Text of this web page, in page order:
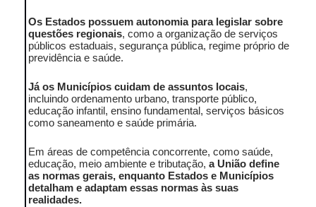
Os Estados possuem autonomia para legislar sobre
questões regionais, como a organização de serviços
públicos estaduais, segurança pública, regime próprio de
previdência e saúde.
Já os Municípios cuidam de assuntos locais,
incluindo ordenamento urbano, transporte público,
educação infantil, ensino fundamental, serviços básicos
como saneamento e saúde primária.
Em áreas de competência concorrente, como saúde,
educação, meio ambiente e tributação, a União define
as normas gerais, enquanto Estados e Municípios
detalham e adaptam essas normas às suas
realidades.